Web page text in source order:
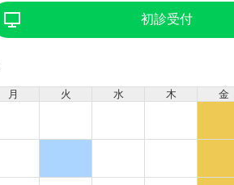
初診受付
月 火 水 木 金